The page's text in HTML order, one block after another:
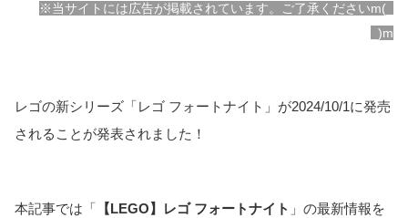
※当サイトには広告が掲載されています。ご了承くださいm(_
_)m
レゴの新シリーズ「レゴ フォートナイト」が2024/10/1に発売
されることが発表されました！
本記事では「 【LEGO】レゴ フォートナイト 」の最新情報を